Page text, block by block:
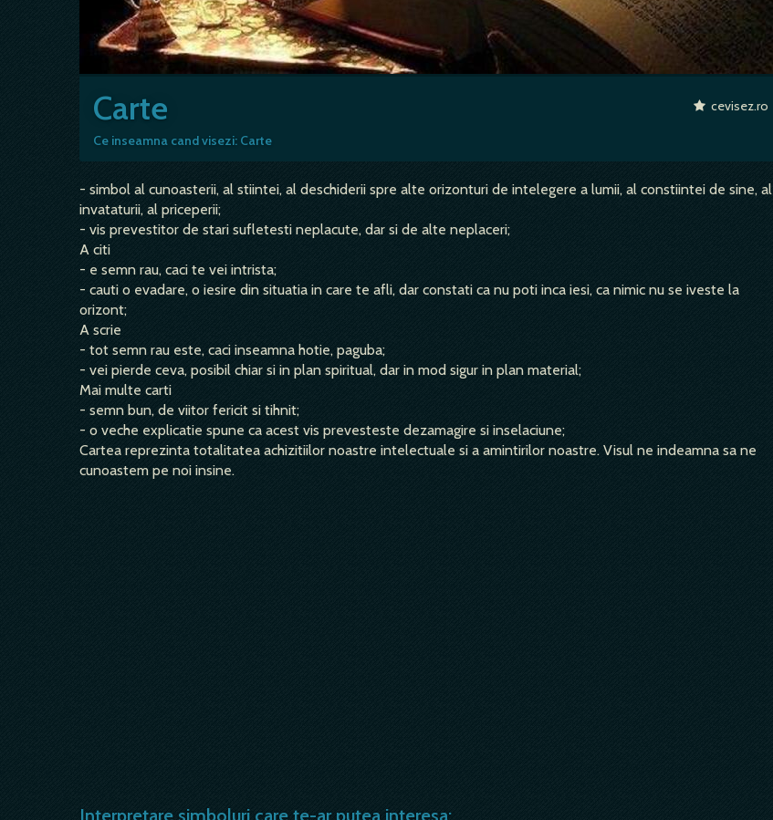
Carte
Ce inseamna cand visezi: Carte
cevisez.ro
- simbol al cunoasterii, al stiintei, al deschiderii spre alte orizonturi de intelegere a lumii, al constiintei de sine, al
invataturii, al priceperii;
- vis prevestitor de stari sufletesti neplacute, dar si de alte neplaceri;
A citi
- e semn rau, caci te vei intrista;
- cauti o evadare, o iesire din situatia in care te afli, dar constati ca nu poti inca iesi, ca nimic nu se iveste la
orizont;
A scrie
- tot semn rau este, caci inseamna hotie, paguba;
- vei pierde ceva, posibil chiar si in plan spiritual, dar in mod sigur in plan material;
Mai multe carti
- semn bun, de viitor fericit si tihnit;
- o veche explicatie spune ca acest vis prevesteste dezamagire si inselaciune;
Cartea reprezinta totalitatea achizitiilor noastre intelectuale si a amintirilor noastre. Visul ne indeamna sa ne
cunoastem pe noi insine.
Interpretare simboluri care te-ar putea interesa: